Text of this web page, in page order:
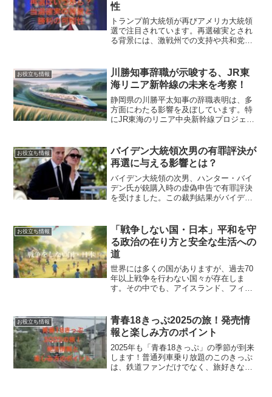
性
トランプ前大統領が再びアメリカ大統領
選で注目されています。再選確実とされ
る背景には、激戦州での支持や共和党内
されています。
お役立ち情報
川勝知事辞職が示唆する、JR東
海リニア新幹線の未来を考察！
静岡県の川勝平太知事の辞職表明は、多
方面にわたる影響を及ぼしています。特
にJR東海のリニア中央新幹線プロジェク
知事の辞職理由とされる「不適切発言」
とリニア中央新幹線の開...
お役立ち情報
バイデン大統領次男の有罪評決が
再選に与える影響とは？
バイデン大統領の次男、ハンター・バイ
デン氏が銃購入時の虚偽申告で有罪評決
を受けました。この裁判結果がバイデン
の連邦地裁で行われた公判で、ハンター
氏は問われていた3件す...
お役立ち情報
「戦争しない国・日本」平和を守
る政治の在り方と安全な生活への
道
世界には多くの国がありますが、過去70
年以上戦争を行わない国々が存在しま
す。その中でも、アイスランド、フィン
本は、特に平和を重視し続けています。
周囲の国々との外交に力を...
お役立ち情報
青春18きっぷ2025の旅！発売情
報と楽しみ方のポイント
2025年も「青春18きっぷ」の季節が到来
します！普通列車乗り放題のこのきっぷ
は、鉄道ファンだけでなく、旅好きな